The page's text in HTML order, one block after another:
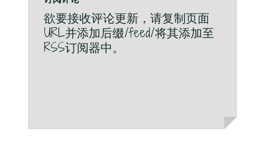
欲要接收评论更新，请复制页面
URL并添加后缀/feed/将其添加至
RSS订阅器中。